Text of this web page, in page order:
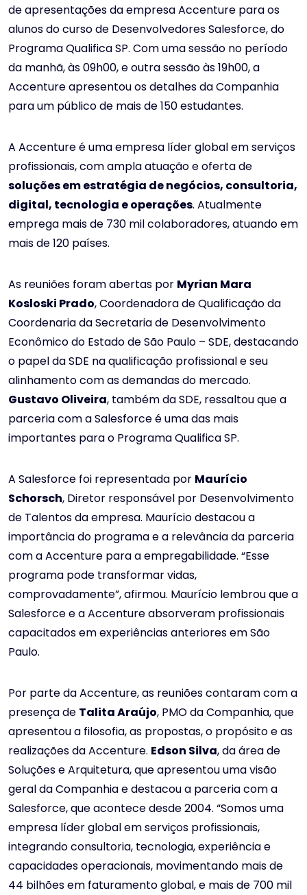
de apresentações da empresa Accenture para os
alunos do curso de Desenvolvedores Salesforce, do
Programa Qualifica SP. Com uma sessão no período
da manhã, às 09h00, e outra sessão às 19h00, a
Accenture apresentou os detalhes da Companhia
para um público de mais de 150 estudantes.
A Accenture é uma empresa líder global em serviços
profissionais, com ampla atuação e oferta de
soluções em estratégia de negócios, consultoria,
digital, tecnologia e operações. Atualmente
emprega mais de 730 mil colaboradores, atuando em
mais de 120 países.
As reuniões foram abertas por Myrian Mara
Kosloski Prado, Coordenadora de Qualificação da
Coordenaria da Secretaria de Desenvolvimento
Econômico do Estado de São Paulo – SDE, destacando
o papel da SDE na qualificação profissional e seu
alinhamento com as demandas do mercado.
Gustavo Oliveira, também da SDE, ressaltou que a
parceria com a Salesforce é uma das mais
importantes para o Programa Qualifica SP.
A Salesforce foi representada por Maurício
Schorsch, Diretor responsável por Desenvolvimento
de Talentos da empresa. Maurício destacou a
importância do programa e a relevância da parceria
com a Accenture para a empregabilidade. “Esse
programa pode transformar vidas,
comprovadamente”, afirmou. Maurício lembrou que a
Salesforce e a Accenture absorveram profissionais
capacitados em experiências anteriores em São
Paulo.
Por parte da Accenture, as reuniões contaram com a
presença de Talita Araújo, PMO da Companhia, que
apresentou a filosofia, as propostas, o propósito e as
realizações da Accenture. Edson Silva, da área de
Soluções e Arquitetura, que apresentou uma visão
geral da Companhia e destacou a parceria com a
Salesforce, que acontece desde 2004. “Somos uma
empresa líder global em serviços profissionais,
integrando consultoria, tecnologia, experiência e
capacidades operacionais, movimentando mais de
44 bilhões em faturamento global, e mais de 700 mil